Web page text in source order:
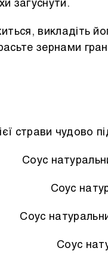
загуснути.
викладіть
зернами
страви чудово
Соус
Соус
Соус
Соус